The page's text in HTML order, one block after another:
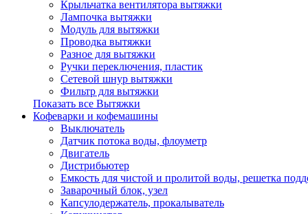
Крыльчатка вентилятора вытяжки
Лампочка вытяжки
Модуль для вытяжки
Проводка вытяжки
Разное для вытяжки
Ручки переключения, пластик
Сетевой шнур вытяжки
Фильтр для вытяжки
Показать все Вытяжки
Кофеварки и кофемашины
Выключатель
Датчик потока воды, флоуметр
Двигатель
Дистрибьютер
Емкость для чистой и пролитой воды, решетка
Заварочный блок, узел
Капсулодержатель, прокалыватель